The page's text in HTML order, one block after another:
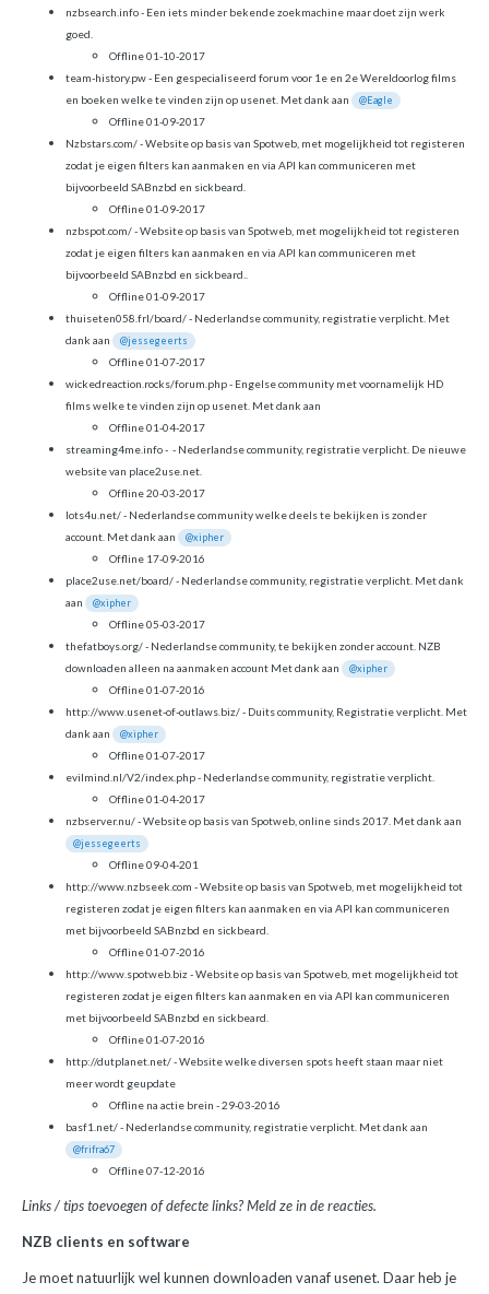
nzbsearch.info- Een iets minder bekende zoekmachine maar doet zijn werk
goed.
Offline 01-10-2017
team-history.pw- Een gespecialiseerd forum voor 1e en 2e Wereldoorlog films
en boeken welke te vinden zijn op usenet. Met dank aan
@Eagle
Offline 01-09-2017
Nzbstars.com/- Website op basis van Spotweb, met mogelijkheid tot registeren
zodat je eigen filters kan aanmaken en via API kan communiceren met
bijvoorbeeld SABnzbd en sickbeard.
Offline 01-09-2017
nzbspot.com/- Website op basis van Spotweb, met mogelijkheid tot registeren
zodat je eigen filters kan aanmaken en via API kan communiceren met
bijvoorbeeld SABnzbd en sickbeard..
Offline 01-09-2017
thuiseten058.frl/board/ - Nederlandse community, registratie verplicht. Met
dank aan
@jessegeerts
Offline 01-07-2017
wickedreaction.rocks/forum.php - Engelse community met voornamelijk HD
films welke te vinden zijn op usenet. Met dank aan
Offline 01-04-2017
streaming4me.info - - Nederlandse community, registratie verplicht. De nieuwe
website van place2use.net.
Offline 20-03-2017
lots4u.net/ - Nederlandse community welke deels te bekijken is zonder
account. Met dank aan
@xipher
Offline 17-09-2016
place2use.net/board/ - Nederlandse community, registratie verplicht. Met dank
aan
@xipher
Offline 05-03-2017
thefatboys.org/ - Nederlandse community, te bekijken zonder account. NZB
downloaden alleen na aanmaken account Met dank aan
@xipher
Offline 01-07-2016
http://www.usenet-of-outlaws.biz/ - Duits community, Registratie verplicht. Met
dank aan
@xipher
Offline 01-07-2017
evilmind.nl/V2/index.php - Nederlandse community, registratie verplicht.
Offline 01-04-2017
nzbserver.nu/ - Website op basis van Spotweb, online sinds 2017. Met dank aan
@jessegeerts
Offline 09-04-201
http://www.nzbseek.com - Website op basis van Spotweb, met mogelijkheid tot
registeren zodat je eigen filters kan aanmaken en via API kan communiceren
met bijvoorbeeld SABnzbd en sickbeard.
Offline 01-07-2016
http://www.spotweb.biz - Website op basis van Spotweb, met mogelijkheid tot
registeren zodat je eigen filters kan aanmaken en via API kan communiceren
met bijvoorbeeld SABnzbd en sickbeard.
Offline 01-07-2016
http://dutplanet.net/ - Website welke diversen spots heeft staan maar niet
meer wordt geupdate
Offline na actie brein - 29-03-2016
basf1.net/ - Nederlandse community, registratie verplicht. Met dank aan
@frifra67
Offline 07-12-2016
Links / tips toevoegen of defecte links? Meld ze in de reacties.
NZB clients en software
Je moet natuurlijk wel kunnen downloaden vanaf usenet. Daar heb je